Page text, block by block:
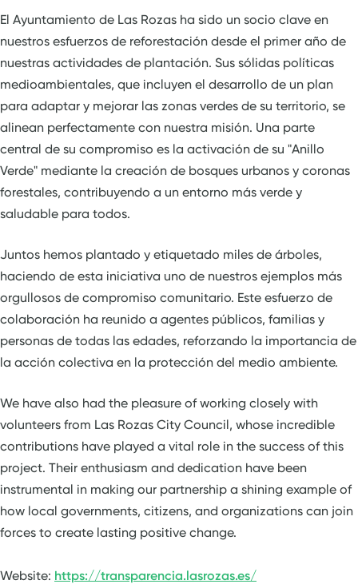
El Ayuntamiento de Las Rozas ha sido un socio clave en
nuestros esfuerzos de reforestación desde el primer año de
nuestras actividades de plantación. Sus sólidas políticas
medioambientales, que incluyen el desarrollo de un plan
para adaptar y mejorar las zonas verdes de su territorio, se
alinean perfectamente con nuestra misión. Una parte
central de su compromiso es la activación de su "Anillo
Verde" mediante la creación de bosques urbanos y coronas
forestales, contribuyendo a un entorno más verde y
saludable para todos.
Juntos hemos plantado y etiquetado miles de árboles,
haciendo de esta iniciativa uno de nuestros ejemplos más
orgullosos de compromiso comunitario. Este esfuerzo de
colaboración ha reunido a agentes públicos, familias y
personas de todas las edades, reforzando la importancia de
la acción colectiva en la protección del medio ambiente.
We have also had the pleasure of working closely with
volunteers from Las Rozas City Council, whose incredible
contributions have played a vital role in the success of this
project. Their enthusiasm and dedication have been
instrumental in making our partnership a shining example of
how local governments, citizens, and organizations can join
forces to create lasting positive change.
Website: https://transparencia.lasrozas.es/